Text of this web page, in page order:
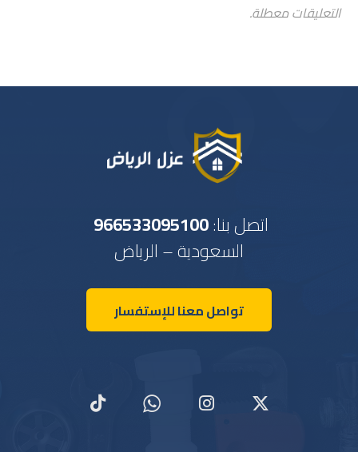
التعليقات معطلة.
اتصل بنا:966533095100
السعودية – الرياض
تواصل معنا للإستفسار